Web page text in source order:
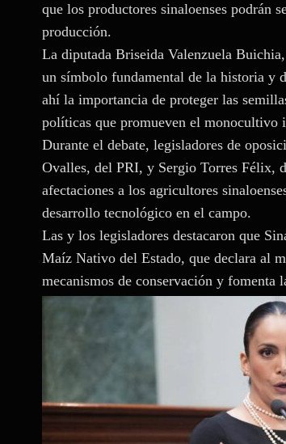
que los productores sinaloenses podrán
producción.
La diputada Briseida Valenzuela
un símbolo fundamental de la historia y
ahí la importancia de proteger las
políticas que promueven el monocultivo
Durante el debate, legisladores de
Ovalles, del PRI, y Sergio Torres Félix,
afectaciones a los agricultores
desarrollo tecnológico en el campo.
Las y los legisladores destacaron que
Maíz Nativo del Estado, que declara al
mecanismos de conservación y fomenta